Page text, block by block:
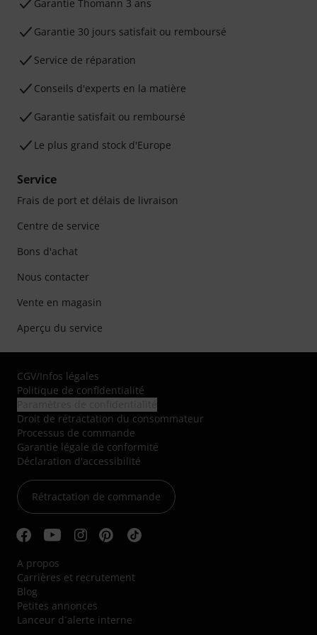
Ga­ran­tie Thomann 3 ans
Garantie 30 jours satisfait ou remboursé
Service de réparation
Conseils d'experts en la matière
Garantie satisfait ou remboursé
Le plus grand stock d'Europe
Service
Frais de port et délais de livraison
Centre de service
Bons d'achat
Nous contacter
Vente en magasin
Aperçu du service
CGV/Infos légales
Politique de confidentialité
Droit de rétractation du consommateur
Processus de commande
Garantie légale de conformité
Déclaration d'accessibilité
Rétractation de commande
A propos
Carrières et recrutement
Blog
Petites annonces
Lanceur d´alerte interne